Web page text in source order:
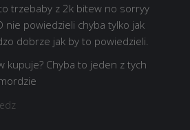
trzebaby z 2k bitew no sorryy
nie powiedzieli chyba tylko jak
dobrze jak by to powiedzieli.
kupuje? Chyba to jeden z tych